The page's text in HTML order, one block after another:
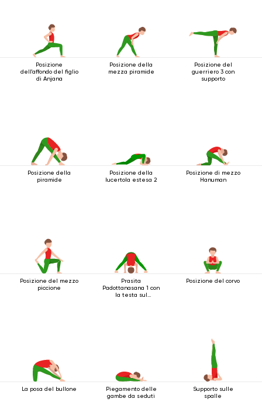
Posizione
dell'affondo del figlio
di Anjana
Posizione della
mezza piramide
Posizione del
guerriero 3 con
supporto
Posizione della
piramide
Posizione della
lucertola estesa 2
Posizione di mezzo
Hanuman
Posizione del mezzo
piccione
Prasita
Padottanasana 1 con
la testa sul
Posizione del corvo
La posa del bullone
Piegamento delle
gambe da seduti
Supporto sulle
spalle